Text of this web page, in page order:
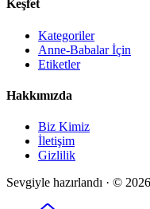
Keşfet
Kategoriler
Anne-Babalar İçin
Etiketler
Hakkımızda
Biz Kimiz
İletişim
Gizlilik
Sevgiyle hazırlandı · © 2026